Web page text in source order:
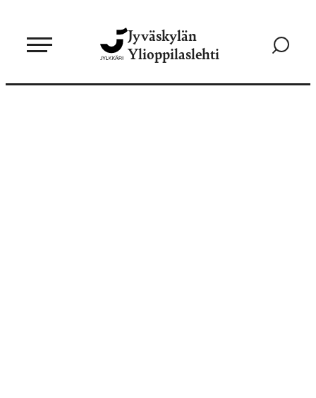
sisältöön
Jyväskylän
Ylioppilaslehti
Siirry